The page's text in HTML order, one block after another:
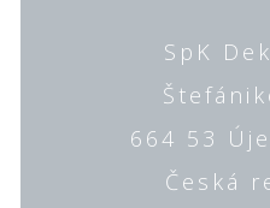
SpK
664 53
Česká